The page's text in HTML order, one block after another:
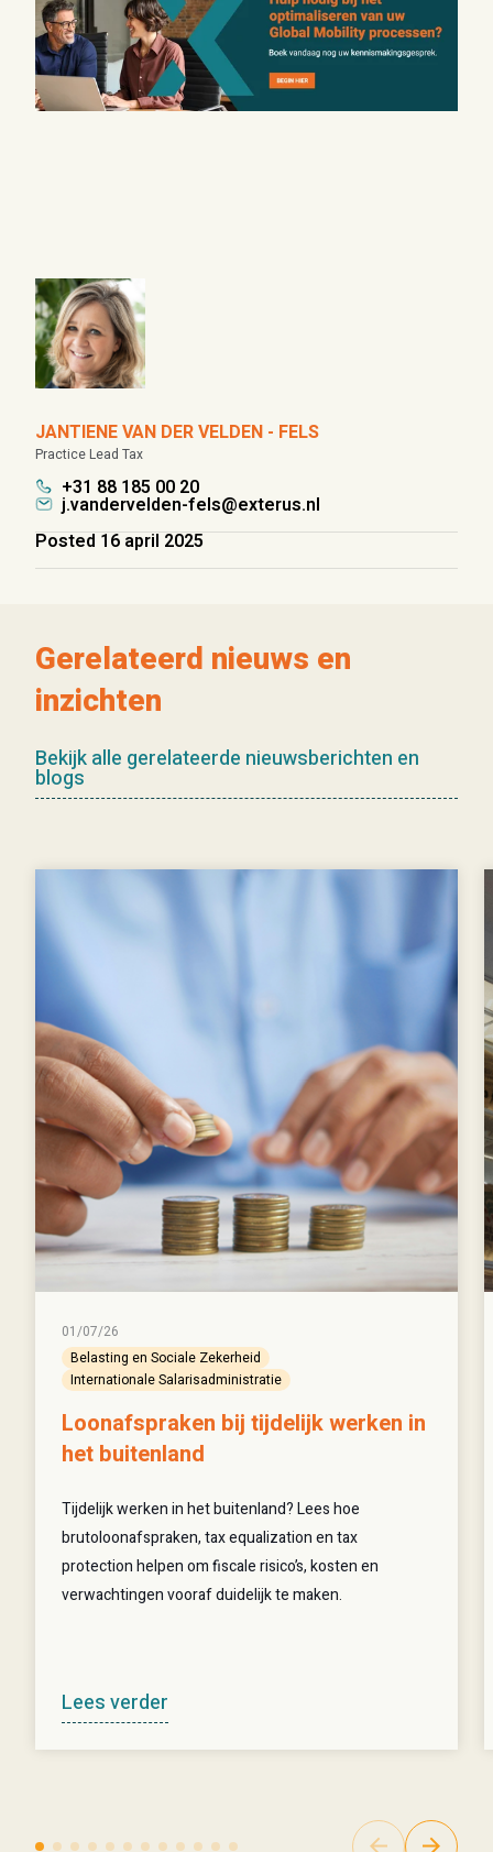
JANTIENE VAN DER VELDEN - FELS
Practice Lead Tax
+31 88 185 00 20
j.vandervelden-fels@exterus.nl
Posted 16 april 2025
Gerelateerd nieuws en
inzichten
Bekijk alle gerelateerde nieuwsberichten en
blogs
01/07/26
Belasting en Sociale Zekerheid
Internationale Salarisadministratie
Loonafspraken bij tijdelijk werken in
het buitenland
Tijdelijk werken in het buitenland? Lees hoe
brutoloonafspraken, tax equalization en tax
protection helpen om fiscale risico’s, kosten en
verwachtingen vooraf duidelijk te maken.
Lees verder